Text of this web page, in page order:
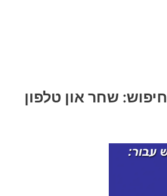
שחר און טלפון